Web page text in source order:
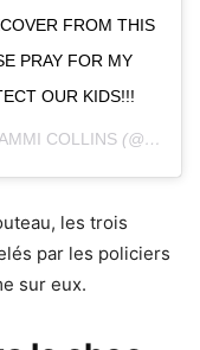
FROM THIS
PRAY FOR MY
OUR KIDS!!!
COLLINS (@TAMMILARAY) LE
les trois
par les policiers
sur eux.